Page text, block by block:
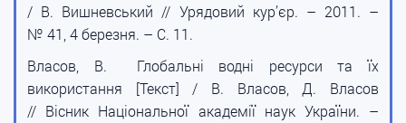
/ В. Вишневський // Урядовий кур’єр. – 2011. –
№ 41, 4 березня. – С. 11.
Власов, В. Глобальні водні ресурси та їх
використання [Текст] / В. Власов, Д. Власов
// Вісник Національної академії наук України. –